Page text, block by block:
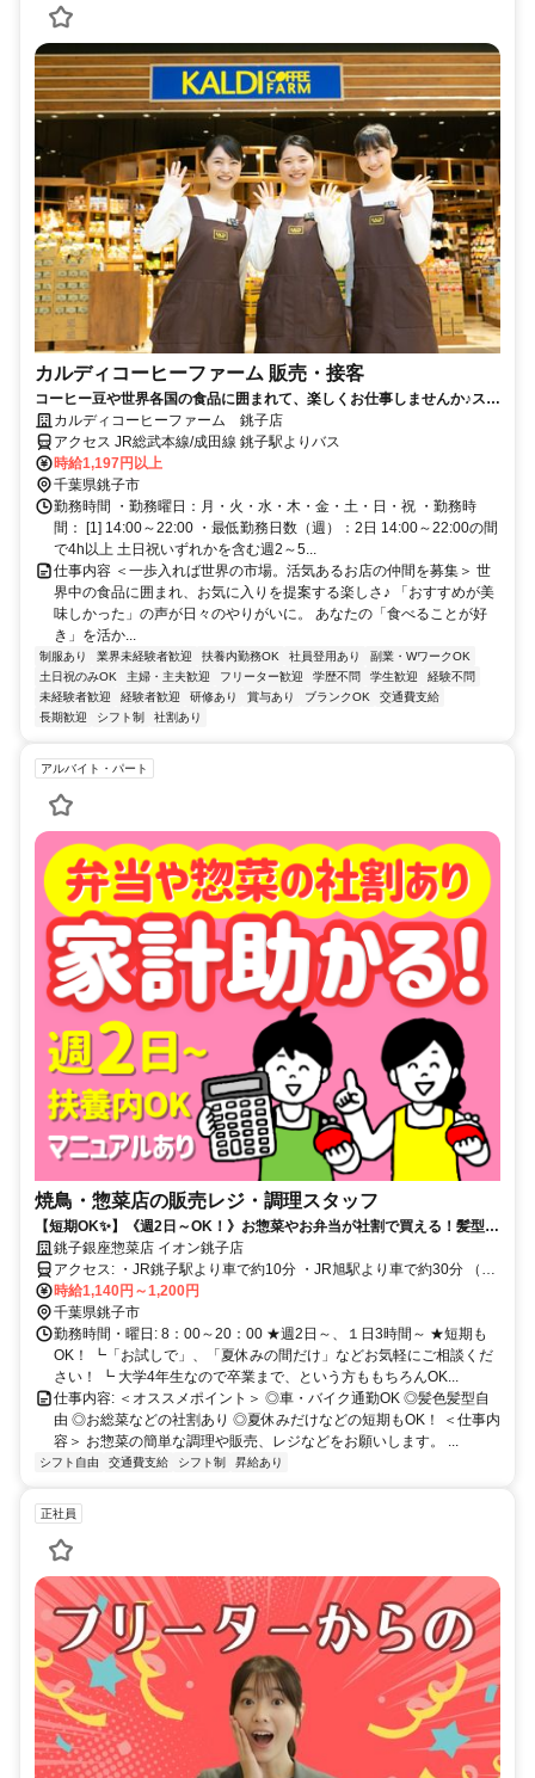
カルディコーヒーファーム 販売・接客
コーヒー豆や世界各国の食品に囲まれて、楽しくお仕事しませんか♪スタ
ッフ割引あり！未経験OK
カルディコーヒーファーム 銚子店
アクセス JR総武本線/成田線 銚子駅よりバス
時給1,197円以上
千葉県銚子市
勤務時間 ・勤務曜日：月・火・水・木・金・土・日・祝 ・勤務時
間： [1] 14:00～22:00 ・最低勤務日数（週）：2日 14:00～22:00の間
で4h以上 土日祝いずれかを含む週2～5...
仕事内容 ＜一歩入れば世界の市場。活気あるお店の仲間を募集＞ 世
界中の食品に囲まれ、お気に入りを提案する楽しさ♪ 「おすすめが美
味しかった」の声が日々のやりがいに。 あなたの「食べることが好
き」を活か...
制服あり 業界未経験者歓迎 扶養内勤務OK 社員登用あり
副業・WワークOK
土日祝のみOK
主婦・主夫歓迎 フリーター歓迎 学歴不問 学生歓迎
経験不問
未経験者歓迎
経験者歓迎 研修あり 賞与あり ブランクOK
交通費支給
長期歓迎
シフト制 社割あり
アルバイト・パート
焼鳥・惣菜店の販売レジ・調理スタッフ
【短期OK✨】《週2日～OK！》お惣菜やお弁当が社割で買える！髪型・
髪色自由◎車・バイク通勤OK！
銚子銀座惣菜店 イオン銚子店
アクセス: ・JR銚子駅より車で約10分 ・JR旭駅より車で約30分 （銚
子駅よりシャトルバスあり）
時給1,140円～1,200円
千葉県銚子市
勤務時間・曜日: 8：00～20：00 ★週2日～、１日3時間～ ★短期も
OK！ ┗「お試しで」、「夏休みの間だけ」などお気軽にご相談くだ
さい！ ┗ 大学4年生なので卒業まで、という方ももちろんOK...
仕事内容: ＜オススメポイント＞ ◎車・バイク通勤OK ◎髪色髪型自
由 ◎お総菜などの社割あり ◎夏休みだけなどの短期もOK！ ＜仕事内
容＞ お惣菜の簡単な調理や販売、レジなどをお願いします。 ...
シフト自由 交通費支給 シフト制 昇給あり
正社員